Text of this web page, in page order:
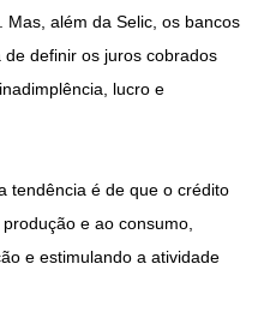
além da Selic, os bancos
definir os juros cobrados
lucro e
tendência é de que o crédito
e ao consumo,
e estimulando a atividade